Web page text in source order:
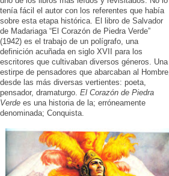
tenía fácil el autor con los referentes que había
sobre esta etapa histórica. El libro de Salvador
de Madariaga “El Corazón de Piedra Verde”
(1942) es el trabajo de un polígrafo, una
definición acuñada en siglo XVII para los
escritores que cultivaban diversos géneros. Una
estirpe de pensadores que abarcaban al Hombre,
desde las más diversas vertientes: poeta,
pensador, dramaturgo. El Corazón de Piedra
Verde es una historia de la; erróneamente
denominada; Conquista.